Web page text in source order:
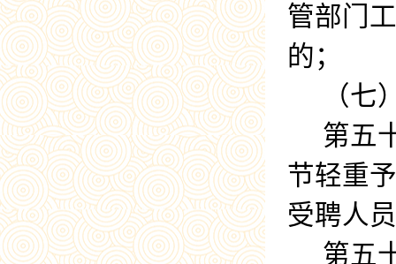
管部门
的；
（
第五
节轻重
受聘人
第五